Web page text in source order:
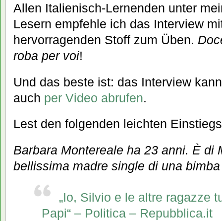
Allen Italienisch-Lernenden unter
Lesern empfehle ich das Interview
hervorragenden Stoff zum Üben.
roba per voi!
Und das beste ist: das Interview
auch per Video abrufen.
Lest den folgenden leichten
Barbara Montereale ha 23 anni. È di
bellissima madre single di una
„Io, Silvio e le altre ragazze
Papi“ – Politica – Repubblica.it